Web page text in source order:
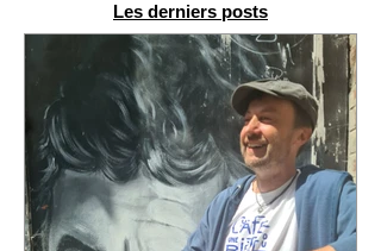
Les derniers posts